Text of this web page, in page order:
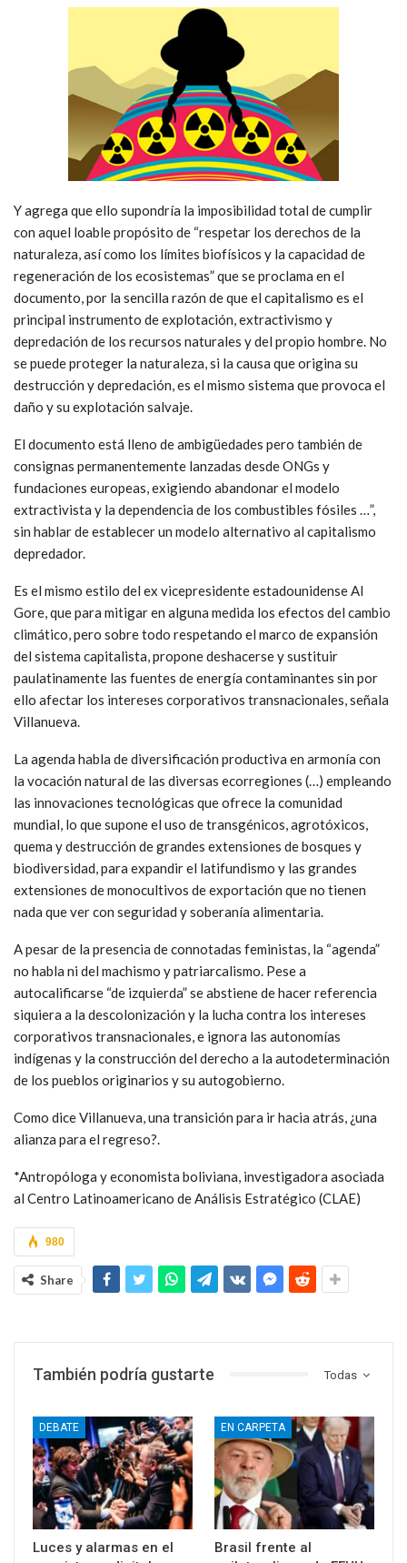
Y agrega que ello supondría la imposibilidad total de cumplir
con aquel loable propósito de “respetar los derechos de la
naturaleza, así como los límites biofísicos y la capacidad de
regeneración de los ecosistemas” que se proclama en el
documento, por la sencilla razón de que el capitalismo es el
principal instrumento de explotación, extractivismo y
depredación de los recursos naturales y del propio hombre. No
se puede proteger la naturaleza, si la causa que origina su
destrucción y depredación, es el mismo sistema que provoca el
daño y su explotación salvaje.
El documento está lleno de ambigüedades pero también de
consignas permanentemente lanzadas desde ONGs y
fundaciones europeas, exigiendo abandonar el modelo
extractivista y la dependencia de los combustibles fósiles …”,
sin hablar de establecer un modelo alternativo al capitalismo
depredador.
Es el mismo estilo del ex vicepresidente estadounidense Al
Gore, que para mitigar en alguna medida los efectos del cambio
climático, pero sobre todo respetando el marco de expansión
del sistema capitalista, propone deshacerse y sustituir
paulatinamente las fuentes de energía contaminantes sin por
ello afectar los intereses corporativos transnacionales, señala
Villanueva.
La agenda habla de diversificación productiva en armonía con
la vocación natural de las diversas ecorregiones (…) empleando
las innovaciones tecnológicas que ofrece la comunidad
mundial, lo que supone el uso de transgénicos, agrotóxicos,
quema y destrucción de grandes extensiones de bosques y
biodiversidad, para expandir el latifundismo y las grandes
extensiones de monocultivos de exportación que no tienen
nada que ver con seguridad y soberanía alimentaria.
A pesar de la presencia de connotadas feministas, la “agenda”
no habla ni del machismo y patriarcalismo. Pese a
autocalificarse “de izquierda” se abstiene de hacer referencia
siquiera a la descolonización y la lucha contra los intereses
corporativos transnacionales, e ignora las autonomías
indígenas y la construcción del derecho a la autodeterminación
de los pueblos originarios y su autogobierno.
Como dice Villanueva, una transición para ir hacia atrás, ¿una
alianza para el regreso?.
*Antropóloga y economista boliviana, investigadora asociada
al Centro Latinoamericano de Análisis Estratégico (CLAE)
980
Share
Todas
También podría gustarte
DEBATE
Luces y alarmas en el
EN CARPETA
Brasil frente al